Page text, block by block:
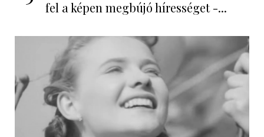
fel a képen megbújó hírességet -...